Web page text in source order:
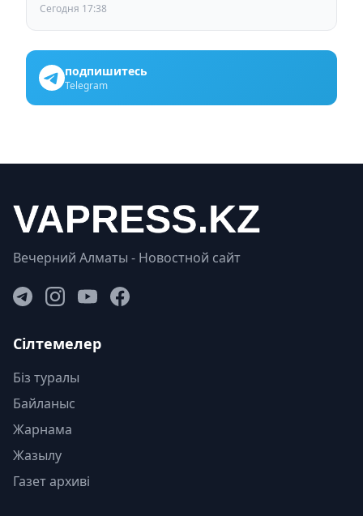
Сегодня 17:38
подпишитесь
Telegram
Вечерний Алматы - Новостной сайт
Сілтемелер
Біз туралы
Байланыс
Жарнама
Жазылу
Газет архиві